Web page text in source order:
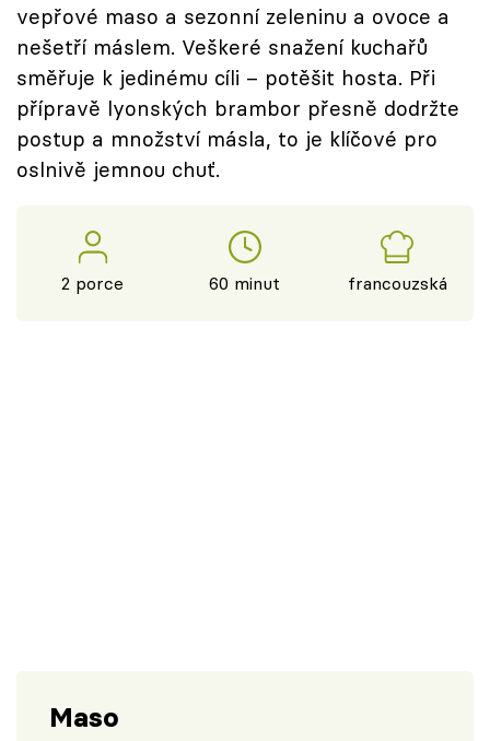
vepřové maso a sezonní zeleninu a ovoce a
nešetří máslem. Veškeré snažení kuchařů
směřuje k jedinému cíli – potěšit hosta. Při
přípravě lyonských brambor přesně dodržte
postup a množství másla, to je klíčové pro
oslnivě jemnou chuť.
2 porce 60 minut francouzská
Maso